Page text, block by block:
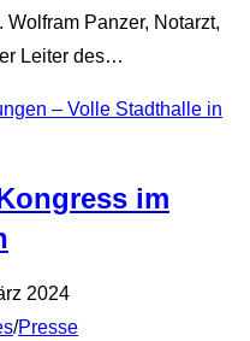
Wolfram Panzer, Notarzt,
Leiter des…
– Volle Stadthalle in
im
2024
/Presse